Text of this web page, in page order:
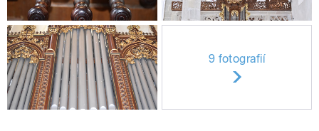
9 fotografií